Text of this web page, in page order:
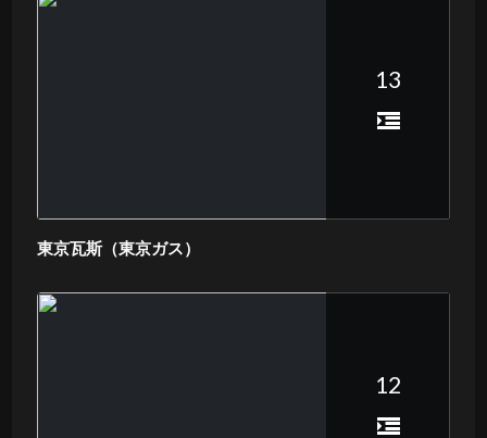
13
東京瓦斯（東京ガス）
12